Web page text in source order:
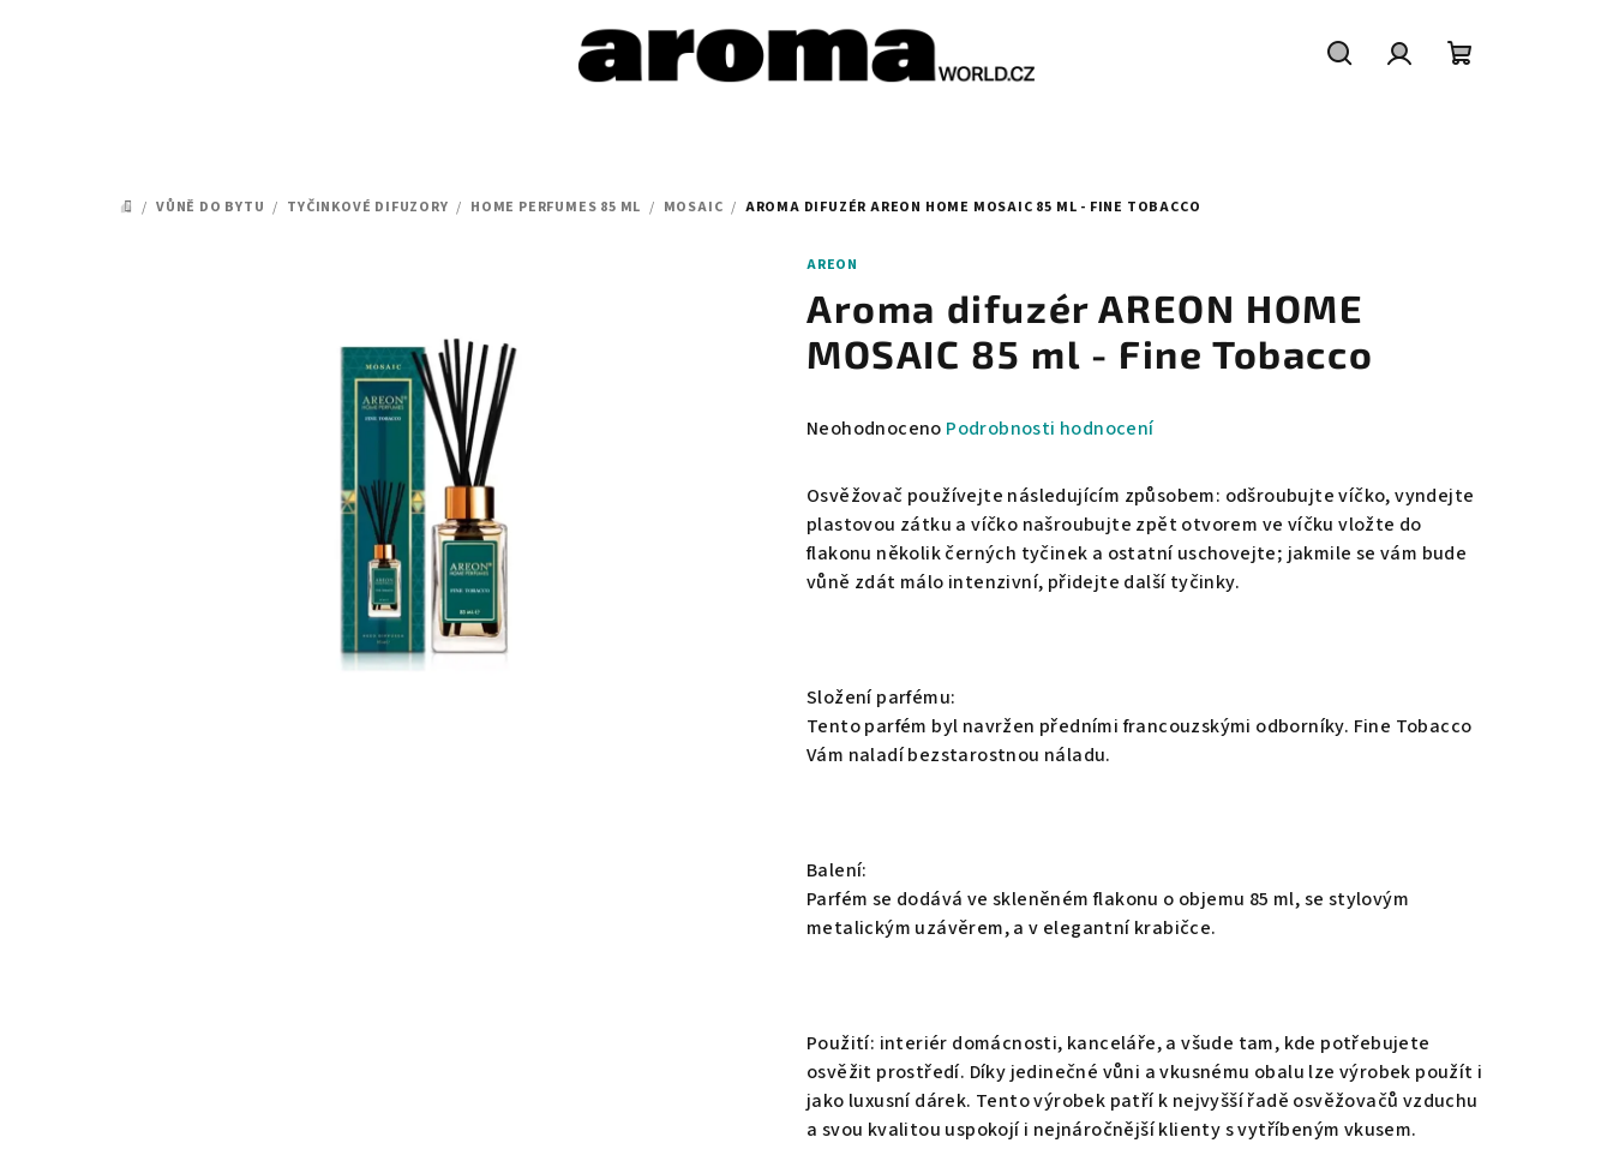
DOMŮ
/ VŮNĚ DO BYTU / TYČINKOVÉ DIFUZORY / HOME PERFUMES 85 ML / MOSAIC / AROMA DIFUZÉR AREON HOME MOSAIC 85 ML - FINE TOBACCO
AREON
Aroma difuzér AREON HOME
MOSAIC 85 ml - Fine Tobacco
Průměrné
produktu
je
0,0
Neohodnoceno Podrobnosti hodnocení
Osvěžovač používejte následujícím způsobem: odšroubujte víčko, vyndejte
plastovou zátku a víčko našroubujte zpět otvorem ve víčku vložte do
flakonu několik černých tyčinek a ostatní uschovejte; jakmile se vám bude
vůně zdát málo intenzivní, přidejte další tyčinky.
Složení parfému:
Tento parfém byl navržen předními francouzskými odborníky. Fine Tobacco
Vám naladí bezstarostnou náladu.
Balení:
Parfém se dodává ve skleněném flakonu o objemu 85 ml, se stylovým
metalickým uzávěrem, a v elegantní krabičce.
Použití: interiér domácnosti, kanceláře, a všude tam, kde potřebujete
osvěžit prostředí. Díky jedinečné vůni a vkusnému obalu lze výrobek použít i
jako luxusní dárek. Tento výrobek patří k nejvyšší řadě osvěžovačů vzduchu
a svou kvalitou uspokojí i nejnáročnější klienty s vytříbeným vkusem.